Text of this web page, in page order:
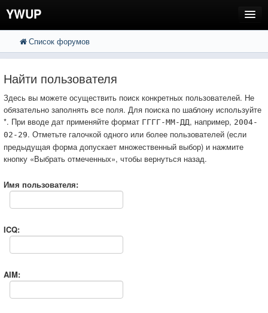
YWUP
FAQ
Вход
Список форумов
Найти пользователя
Здесь вы можете осуществить поиск конкретных пользователей. Не
обязательно заполнять все поля. Для поиска по шаблону используйте
*. При вводе дат применяйте формат ГГГГ-ММ-ДД, например, 2004-
02-29. Отметьте галочкой одного или более пользователей (если
предыдущая форма допускает множественный выбор) и нажмите
кнопку «Выбрать отмеченных», чтобы вернуться назад.
Имя пользователя:
ICQ:
AIM: